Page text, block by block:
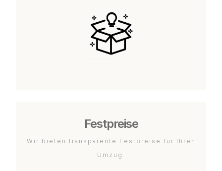
Festpreise
Wir bieten transparente Festpreise für Ihren
Umzug.